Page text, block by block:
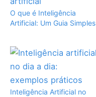
O que é Inteligência
Artificial: Um Guia Simples
Inteligência Artificial no